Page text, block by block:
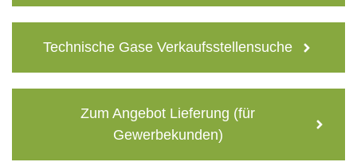
Technische Gase Verkaufsstellensuche
Zum Angebot Lieferung (für
Gewerbekunden)